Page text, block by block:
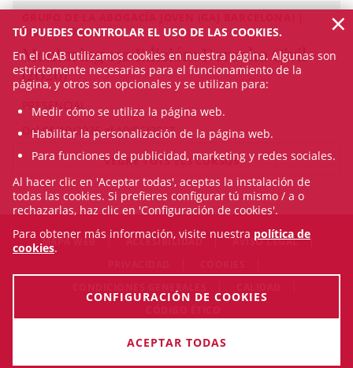
CIVIL | CURSO
Mentoring 13a Edición: Derecho Civil
(2026)
PRESENCIAL
Del 08/10/2026 al 10/06/2027
VEURE TOTS ELS CURSOS
MAPA WEB ACCESIBILIDAD
AVISO LEGAL
© Sat Aug 08 11:46:50 CEST 2026 Il·lustre Col·legi de l'Advocacia
TÚ PUEDES CONTROLAR EL USO DE LAS COOKIES.
En el ICAB utilizamos cookies en nuestra página. Algunas son
estrictamente necesarias para el funcionamiento de la
página, y otros son opcionales y se utilizan para:
Medir cómo se utiliza la página web.
Habilitar la personalización de la página web.
Para funciones de publicidad, marketing y redes sociales.
Al hacer clic en 'Aceptar todas', aceptas la instalación de
todas las cookies. Si prefieres configurar tú mismo / a o
rechazarlas, haz clic en 'Configuración de cookies'.
Para obtener más información, visite nuestra política de
cookies.
CONFIGURACIÓN DE COOKIES
ACEPTAR TODAS
×